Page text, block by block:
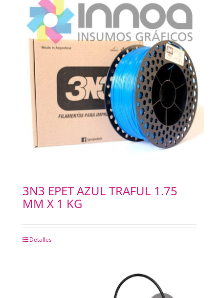
3N3 EPET AZUL TRAFUL 1.75
MM X 1 KG
Detalles